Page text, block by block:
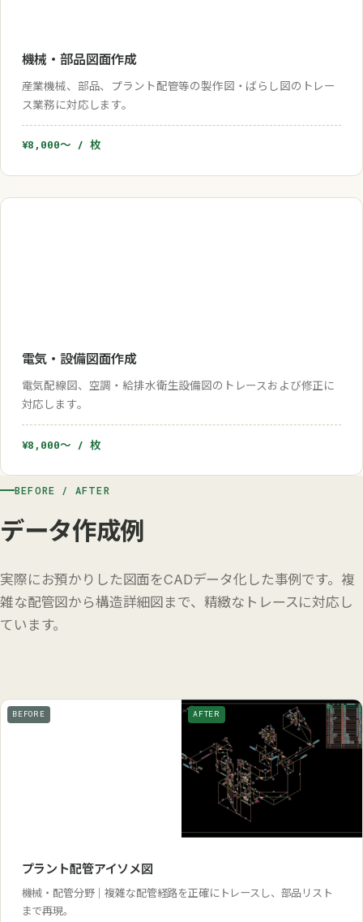
機械・部品図面作成
産業機械、部品、プラント配管等の製作図・ばらし図のトレー
ス業務に対応します。
¥8,000〜 / 枚
電気・設備図面作成
電気配線図、空調・給排水衛生設備図のトレースおよび修正に
対応します。
¥8,000〜 / 枚
BEFORE / AFTER
データ作成例
実際にお預かりした図面をCADデータ化した事例です。複
雑な配管図から構造詳細図まで、精緻なトレースに対応し
ています。
BEFORE AFTER
プラント配管アイソメ図
機械・配管分野｜複雑な配管経路を正確にトレースし、部品リスト
まで再現。